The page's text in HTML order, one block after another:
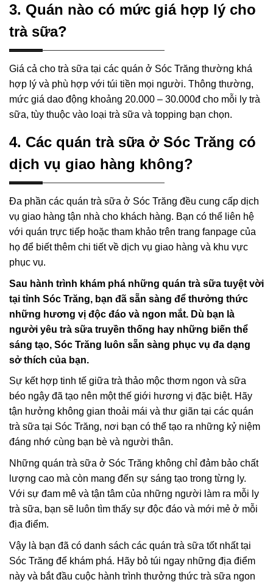
3. Quán nào có mức giá hợp lý cho
trà sữa?
Giá cả cho trà sữa tại các quán ở Sóc Trăng thường khá
hợp lý và phù hợp với túi tiền mọi người. Thông thường,
mức giá dao động khoảng 20.000 – 30.000đ cho mỗi ly trà
sữa, tùy thuộc vào loại trà sữa và topping bạn chọn.
4. Các quán trà sữa ở Sóc Trăng có
dịch vụ giao hàng không?
Đa phần các quán trà sữa ở Sóc Trăng đều cung cấp dịch
vụ giao hàng tận nhà cho khách hàng. Bạn có thể liên hệ
với quán trực tiếp hoặc tham khảo trên trang fanpage của
họ để biết thêm chi tiết về dịch vụ giao hàng và khu vực
phục vụ.
Sau hành trình khám phá những quán trà sữa tuyệt vời
tại tỉnh Sóc Trăng, bạn đã sẵn sàng để thưởng thức
những hương vị độc đáo và ngon mắt. Dù bạn là
người yêu trà sữa truyền thống hay những biến thể
sáng tạo, Sóc Trăng luôn sẵn sàng phục vụ đa dạng
sở thích của bạn.
Sự kết hợp tinh tế giữa trà thảo mộc thơm ngon và sữa
béo ngậy đã tạo nên một thế giới hương vị đặc biệt. Hãy
tận hưởng không gian thoải mái và thư giãn tại các quán
trà sữa tại Sóc Trăng, nơi bạn có thể tạo ra những kỷ niệm
đáng nhớ cùng bạn bè và người thân.
Những quán trà sữa ở Sóc Trăng không chỉ đảm bảo chất
lượng cao mà còn mang đến sự sáng tạo trong từng ly.
Với sự đam mê và tận tâm của những người làm ra mỗi ly
trà sữa, bạn sẽ luôn tìm thấy sự độc đáo và mới mẻ ở mỗi
địa điểm.
Vậy là bạn đã có danh sách các quán trà sữa tốt nhất tại
Sóc Trăng để khám phá. Hãy bỏ túi ngay những địa điểm
này và bắt đầu cuộc hành trình thưởng thức trà sữa ngon